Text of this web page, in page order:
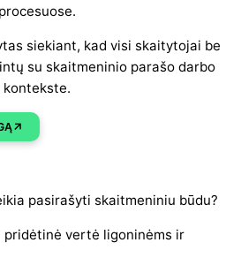
siekiant, kad visi skaitytojai be
su skaitmeninio parašo darbo
kontekste.
pasirašyti skaitmeniniu būdu?
pridėtinė vertė ligoninėms ir